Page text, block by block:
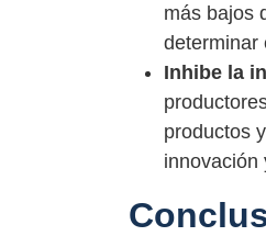
más bajos
determinar
Inhibe la
productos
innovación